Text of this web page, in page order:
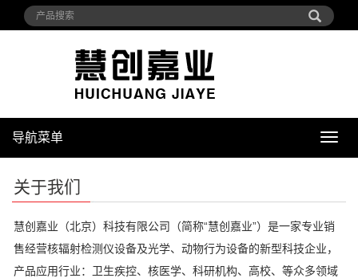
导
导航菜单
关于我们
慧创嘉业（北京）科技有限公司（简称“慧创嘉业”）是一家专业销
售经营核辐射检测仪设备及光学、动物行为设备的新型科技企业，
产品应用行业：卫生疾控、核医学、科研机构、高校、等众多领域